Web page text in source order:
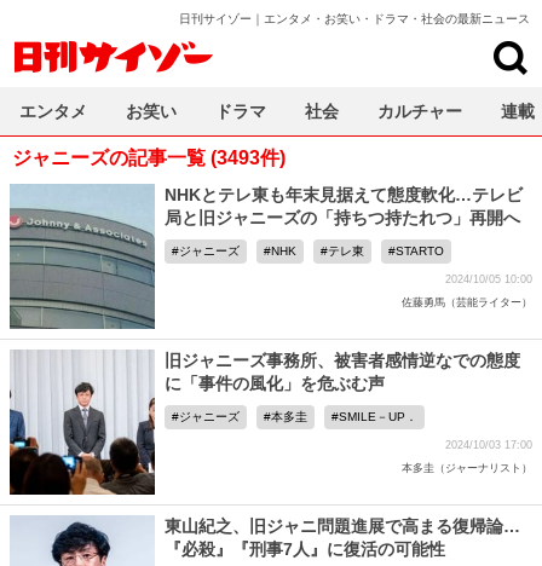
日刊サイゾー｜エンタメ・お笑い・ドラマ・社会の最新ニュース
ジャニーズの記事一覧 (3493件)
NHKとテレ東も年末見据えて態度軟化…テレビ
局と旧ジャニーズの「持ちつ持たれつ」再開へ
ジャニーズ NHK テレ東 STARTO
2024/10/05 10:00
佐藤勇馬（芸能ライター）
旧ジャニーズ事務所、被害者感情逆なでの態度
に「事件の風化」を危ぶむ声
ジャニーズ 本多圭 SMILE－UP．
2024/10/03 17:00
本多圭（ジャーナリスト）
東山紀之、旧ジャニ問題進展で高まる復帰論…
『必殺』『刑事7人』に復活の可能性
エンタメ お笑い ドラマ 社会 カルチャー 連載